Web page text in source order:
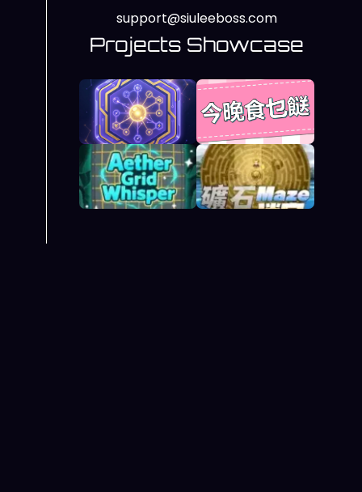
support@siuleeboss.com
Projects Showcase